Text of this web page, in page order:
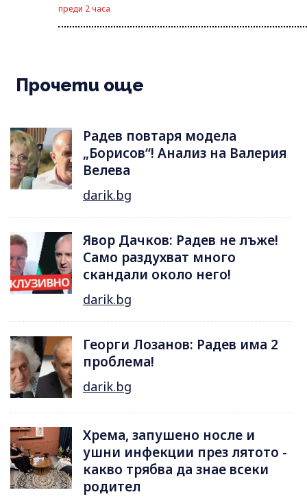
преди 2 часа
Прочети още
Радев повтаря модела
„Борисов“! Анализ на Валерия
Велева
darik.bg
Явор Дачков: Радев не лъже!
Само раздухват много
скандали около него!
darik.bg
Георги Лозанов: Радев има 2
проблема!
darik.bg
Хрема, запушено носле и
ушни инфекции през лятотo -
какво трябва да знае всеки
родител